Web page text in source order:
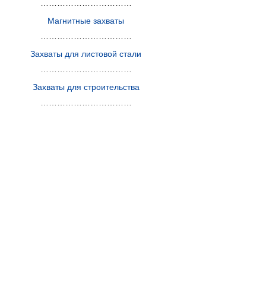
Магнитные захваты
Захваты для листовой стали
Захваты для строительства